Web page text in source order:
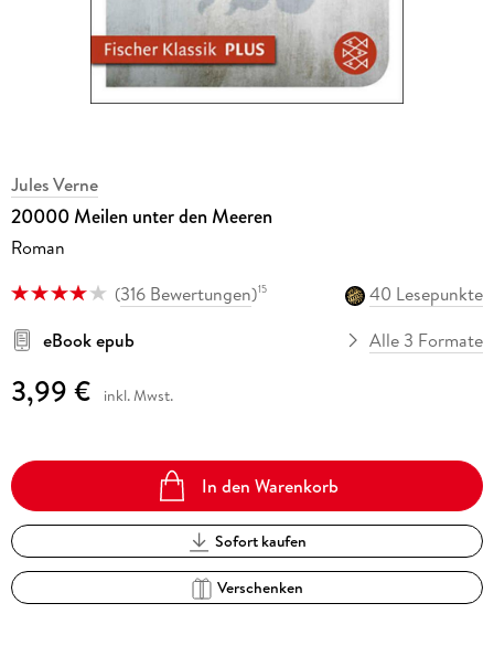
Jules Verne
20000 Meilen unter den Meeren
Roman
(316 Bewertungen)15
40 Lesepunkte
eBook epub
Alle 3 Formate
3,99 € inkl. Mwst.
In den Warenkorb
Sofort kaufen
Verschenken